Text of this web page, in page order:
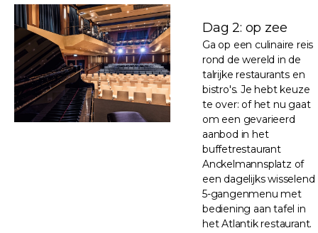
Dag 2: op zee
Ga op een culinaire reis
rond de wereld in de
talrijke restaurants en
bistro's. Je hebt keuze
te over: of het nu gaat
om een gevarieerd
aanbod in het
buffetrestaurant
Anckelmannsplatz of
een dagelijks wisselend
5-gangenmenu met
bediening aan tafel in
het Atlantik restaurant.